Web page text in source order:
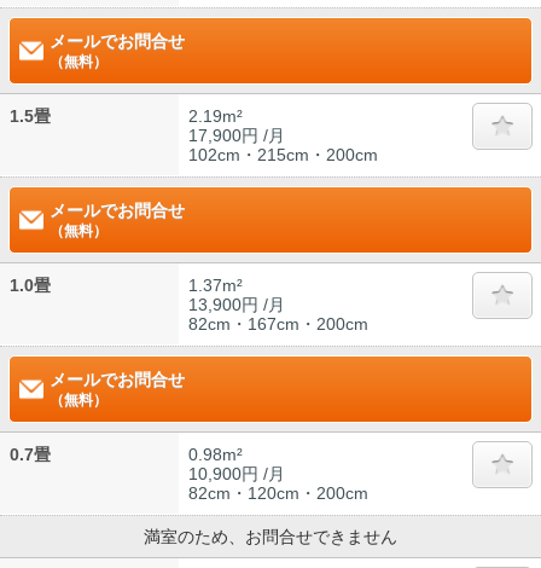
メールでお問合せ
（無料）
1.5畳
2.19m²
17,900円 /月
102cm・215cm・200cm
メールでお問合せ
（無料）
1.0畳
1.37m²
13,900円 /月
82cm・167cm・200cm
メールでお問合せ
（無料）
0.7畳
0.98m²
10,900円 /月
82cm・120cm・200cm
満室のため、お問合せできません